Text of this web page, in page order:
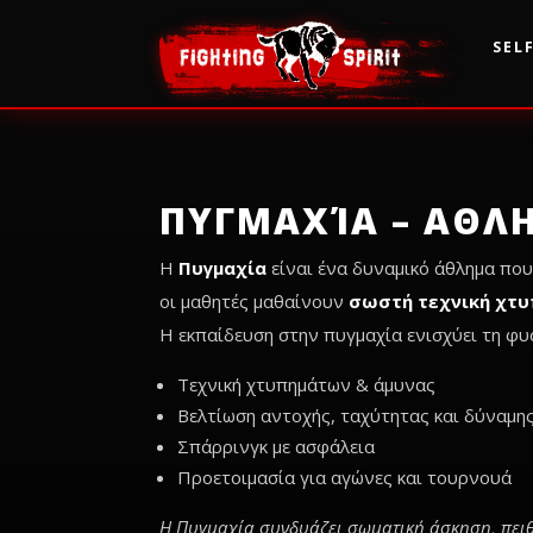
ΠΥΓΜΑΧΊΑ –
Η Πυγμαχία είναι ένα δυναμικό άθλημα
οι μαθητές μαθαίνουν σωστή τεχνική
Η εκπαίδευση στην πυγμαχία ενισχύει τη
Τεχνική χτυπημάτων & άμυνας
Βελτίωση αντοχής, ταχύτητας και δύναμης
Σπάρρινγκ με ασφάλεια
Προετοιμασία για αγώνες και τουρνουά
Η Πυγμαχία συνδυάζει σωματική άσκηση,